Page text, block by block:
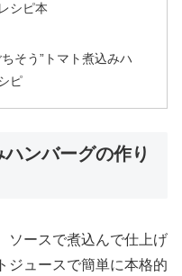
シピ本
そう”トマト煮込みハ
ピ
ンバーグの作り
ソースで煮込んで仕上げ
ジュースで簡単に本格的